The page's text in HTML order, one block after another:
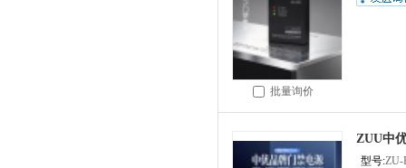
批量询价
ZUU中
型号:ZU-